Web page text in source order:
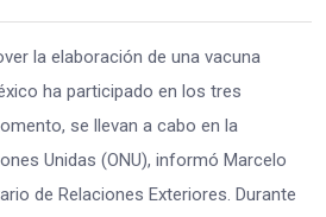
la elaboración de una vacuna
ha participado en los tres
se llevan a cabo en la
Unidas (ONU), informó Marcelo
de Relaciones Exteriores. Durante